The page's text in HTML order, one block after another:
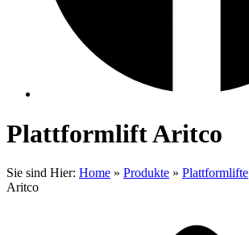
Plattformlift Aritco
Sie sind Hier: Home » Produkte » Plattformlifte
Aritco